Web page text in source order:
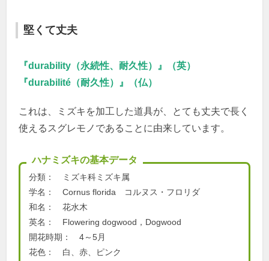
堅くて丈夫
『durability（永続性、耐久性）』（英）
『durabilité（耐久性）』（仏）
これは、ミズキを加工した道具が、とても丈夫で長く
使えるスグレモノであることに由来しています。
ハナミズキの基本データ
分類： ミズキ科ミズキ属
学名： Cornus florida コルヌス・フロリダ
和名： 花水木
英名： Flowering dogwood，Dogwood
開花時期： 4～5月
花色： 白、赤、ピンク